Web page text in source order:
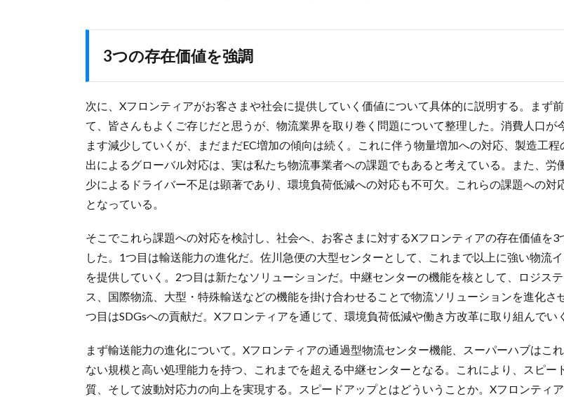
3つの存在価値を強調
次に、Xフロンティアがお客さまや社会に提供していく価値について具体的に説明する。まず
て、皆さんもよくご存じだと思うが、物流業界を取り巻く問題について整理した。消費人口が
ます減少していくが、まだまだEC増加の傾向は続く。これに伴う物量増加への対応、製造工程
出によるグローバル対応は、実は私たち物流事業者への課題でもあると考えている。また、労
少によるドライバー不足は顕著であり、環境負荷低減への対応も不可欠。これらの課題への対
となっている。
そこでこれら課題への対応を検討し、社会へ、お客さまに対するXフロンティアの存在価値を3
した。1つ目は輸送能力の進化だ。佐川急便の大型センターとして、これまで以上に強い物流
を提供していく。2つ目は新たなソリューションだ。中継センターの機能を核として、ロジス
ス、国際物流、大型・特殊輸送などの機能を掛け合わせることで物流ソリューションを進化さ
つ目はSDGsへの貢献だ。Xフロンティアを通じて、環境負荷低減や働き方改革に取り組んでい
まず輸送能力の進化について。Xフロンティアの通過型物流センター機能、スーパーハブはこ
ない規模と高い処理能力を持つ、これまでを超える中継センターとなる。これにより、スピー
質、そして波動対応力の向上を実現する。スピードアップとはどういうことか。Xフロンティ